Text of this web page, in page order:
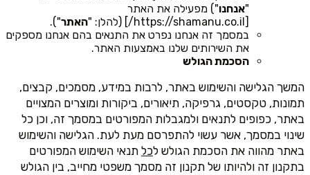
"אנחנו") מפעילה את האתר
האתר").
במסמך זה אנחנו נפרט את התנאים בהם אנחנו מספקים
את השירותים שלנו באמצעות האתר.
הסכמת הגולש
המשך הגלישה והשימוש באתר, לרבות במידע, מסמכים, קבצים,
תמונות, טקסטים, גרפיקה, תיאורים, ביקורות ומוצרים המצויים
באתר, כפופים לתנאים ולמגבלות המפורטים במסמך זה, וכן כל
שינוי במסמך, אשר עשוי להתפרסם מעת לעת. הגלישה והשימוש
באתר מהווה את הסכמת הגולש לכל תנאי השימוש המפורטים
בתקנון זה ולהיותו של תקנון זה מסמך משפטי מחייב, בין הגולש